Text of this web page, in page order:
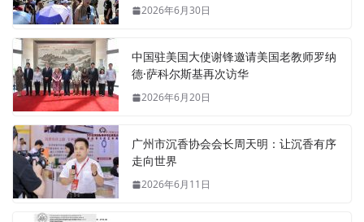
2026年6月30日
中国驻美国大使谢锋邀请美国老教师罗纳
德·萨科尔斯基再次访华
2026年6月20日
广州市沉香协会会长周天明：让沉香有序
走向世界
2026年6月11日